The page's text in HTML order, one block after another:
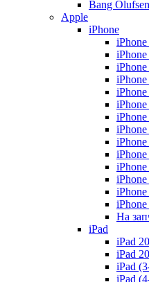
Bang Olufsen
Apple
iPhone
iPhone
iPhone
iPhone
iPhone
iPhone
iPhone
iPhone
iPhone
На
iPad
iPad
iPad
iPad
iPad